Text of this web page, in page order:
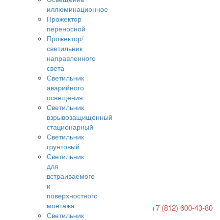
иллюминационное
Прожектор
переносной
Прожектор/
светильник
направленного
света
Светильник
аварийного
освещения
Светильник
взрывозащищенный
стационарный
Светильник
грунтовый
Светильник
для
встраиваемого
и
поверхностного
монтажа
Светильник
+7 (812) 600-43-80